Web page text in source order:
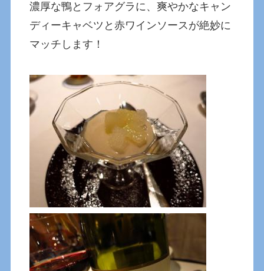
濃厚な鴨とフォアグラに、爽やかなキャン
ディーキャベツと赤ワインソースが絶妙に
マッチします！